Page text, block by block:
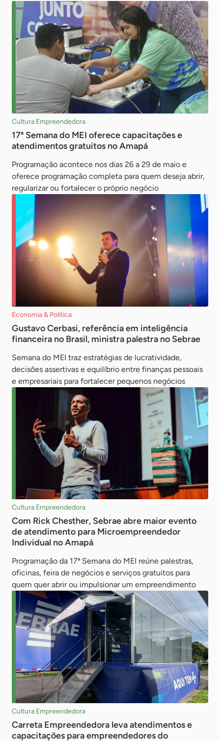
Cultura Empreendedora
17ª Semana do MEI oferece capacitações e
atendimentos gratuitos no Amapá
Programação acontece nos dias 26 a 29 de maio e
oferece programação completa para quem deseja abrir,
regularizar ou fortalecer o próprio negócio
Economia & Política
Gustavo Cerbasi, referência em inteligência
financeira no Brasil, ministra palestra no Sebrae
Semana do MEI traz estratégias de lucratividade,
decisões assertivas e equilíbrio entre finanças pessoais
e empresariais para fortalecer pequenos negócios
Cultura Empreendedora
Com Rick Chesther, Sebrae abre maior evento
de atendimento para Microempreendedor
Individual no Amapá
Programação da 17ª Semana do MEI reúne palestras,
oficinas, feira de negócios e serviços gratuitos para
quem quer abrir ou impulsionar um empreendimento
Cultura Empreendedora
Carreta Empreendedora leva atendimentos e
capacitações para empreendedores do